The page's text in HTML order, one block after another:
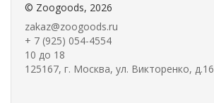
© Zoogoods, 2026
zakaz@zoogoods.ru
+ 7 (925) 054-4554
10 до 18
125167, г. Москва, ул. Викторенко, д.16